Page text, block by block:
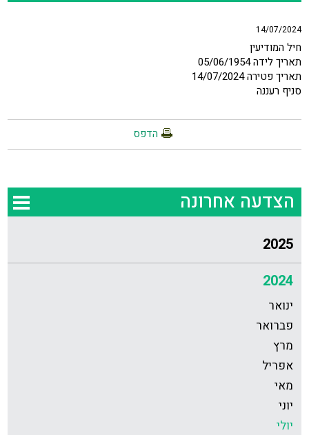
14/07/2024
חיל המודיעין
תאריך לידה 05/06/1954
תאריך פטירה 14/07/2024
סניף רעננה
הדפס
הצדעה אחרונה
2025
2024
ינואר
פברואר
מרץ
אפריל
מאי
יוני
יולי